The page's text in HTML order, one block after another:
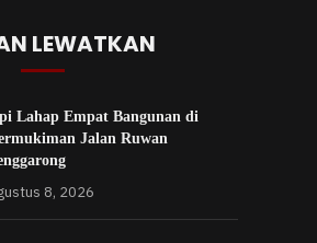
LEWATKAN
Lahap Empat Bangunan di
Jalan Ruwan
8, 2026